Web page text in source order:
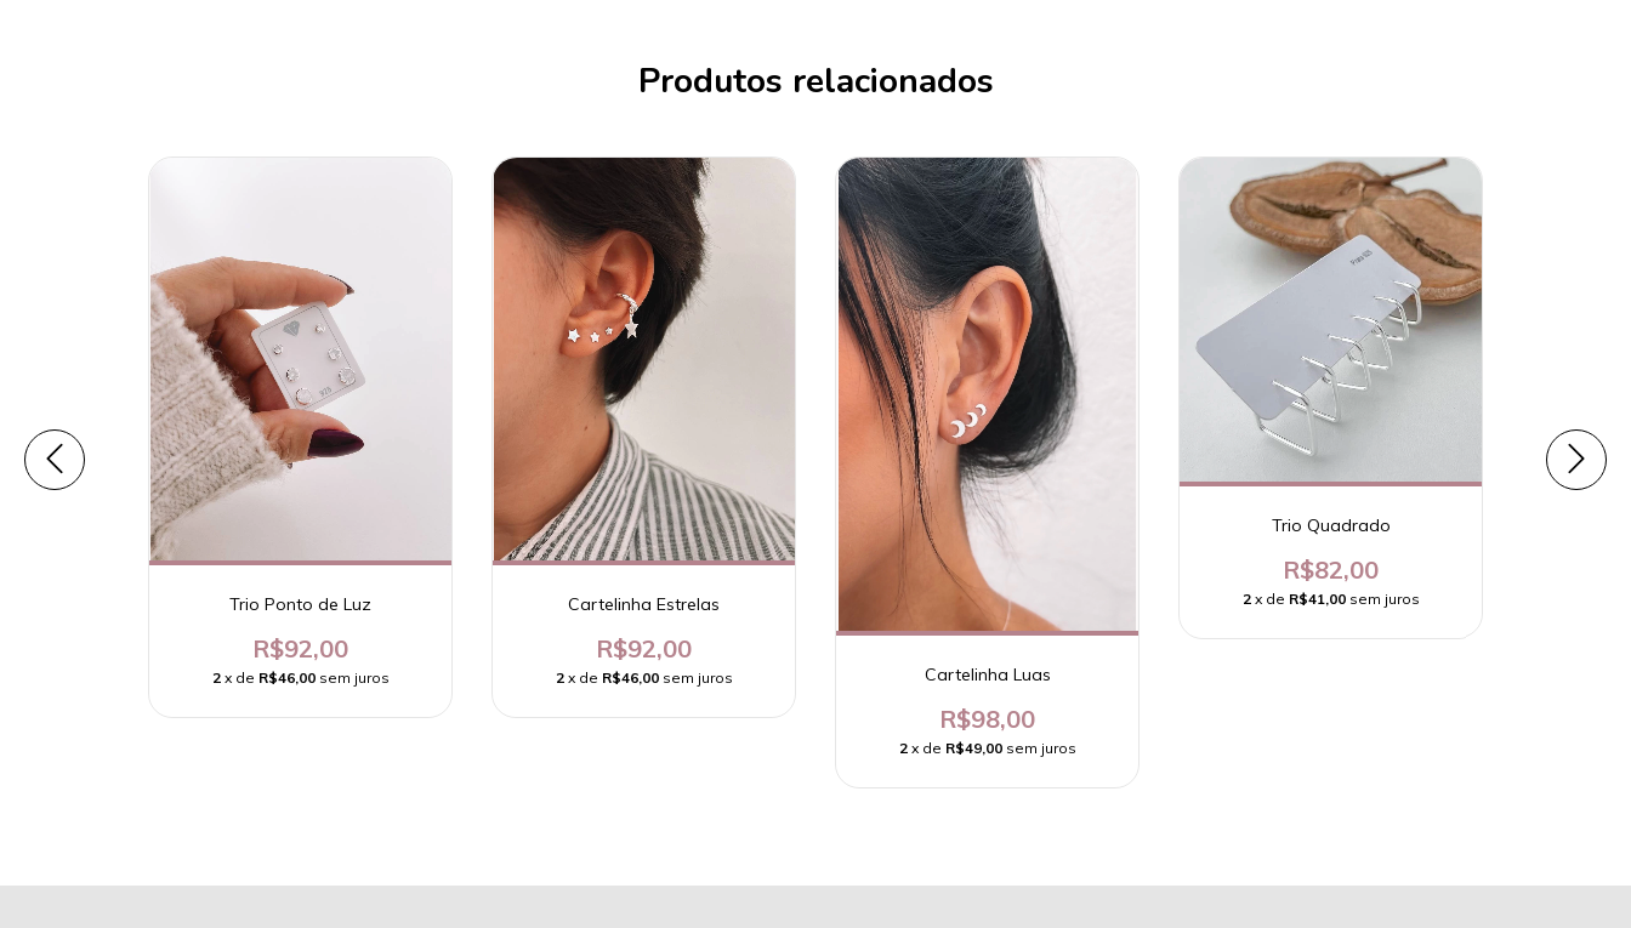
Produtos relacionados
Trio Ponto de Luz
R$92,00
2 x de R$46,00 sem juros
Cartelinha Estrelas
R$92,00
2 x de R$46,00 sem juros Cartelinha Luas
R$98,00
2 x de R$49,00 sem juros
Trio Quadrado
R$82,00
2 x de R$41,00 sem juros